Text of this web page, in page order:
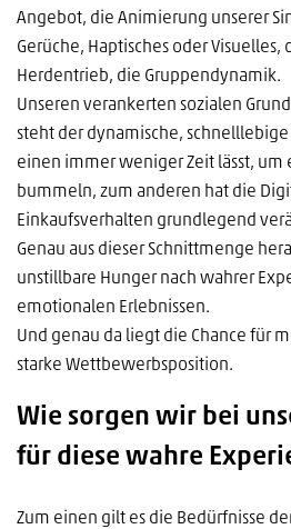
Angebot, die Animierung unserer
Gerüche, Haptisches oder Visuelles,
Herdentrieb, die Gruppendynamik.
Unseren verankerten sozialen
steht der dynamische, schnelllebige
einen immer weniger Zeit lässt, um
bummeln, zum anderen hat die
Einkaufsverhalten grundlegend
Genau aus dieser Schnittmenge
unstillbare Hunger nach wahrer
emotionalen Erlebnissen.
Und genau da liegt die Chance für
starke Wettbewerbsposition.
Wie sorgen wir bei
für diese wahre
Zum einen gilt es die Bedürfnisse